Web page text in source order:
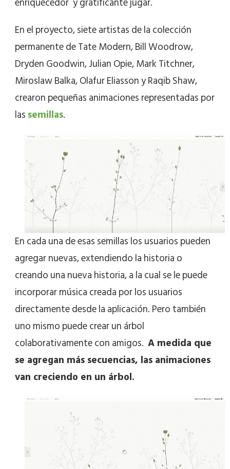
En el proyecto, siete artistas de la colección
permanente de Tate Modern, Bill Woodrow,
Dryden Goodwin, Julian Opie, Mark Titchner,
Miroslaw Balka, Olafur Eliasson y Raqib Shaw,
crearon pequeñas animaciones representadas por
lassemillas.
En cada una de esas semillas los usuarios pueden
agregar nuevas, extendiendo la historia o
creando una nueva historia, a la cual se le puede
incorporar música creada por los usuarios
directamente desde la aplicación. Pero también
uno mismo puede crear un árbol
colaborativamente con amigos. A medida que
se agregan más secuencias, las animaciones
van creciendo en un árbol.